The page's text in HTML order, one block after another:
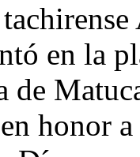
en la
de
honor